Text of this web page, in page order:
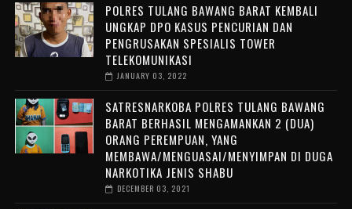
POLRES TULANG BAWANG BARAT KEMBALI
UNGKAP DPO KASUS PENCURIAN DAN
PENGRUSAKAN SPESIALIS TOWER
TELEKOMUNIKASI
JANUARY 03, 2022
SATRESNARKOBA POLRES TULANG BAWANG
BARAT BERHASIL MENGAMANKAN 2 (DUA)
ORANG PEREMPUAN, YANG
MEMBAWA/MENGUASAI/MENYIMPAN DI DUGA
NARKOTIKA JENIS SHABU
DECEMBER 03, 2021